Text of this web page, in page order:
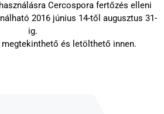
Cercospora fertőzés elleni
2016 június 14-től augusztus 31-
ig.
és letölthető innen.